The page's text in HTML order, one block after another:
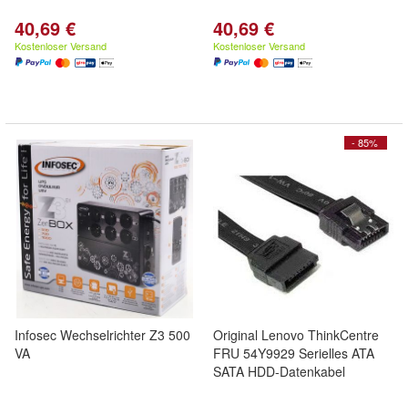
40,69 €
Kostenloser Versand
40,69 €
Kostenloser Versand
Infosec Wechselrichter Z3 500
VA
- 85%
Original Lenovo ThinkCentre
FRU 54Y9929 Serielles ATA
SATA HDD-Datenkabel